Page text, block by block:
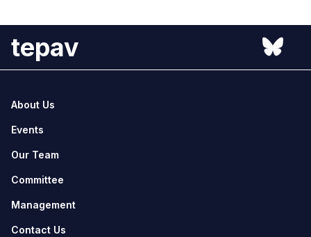
tepav
About Us
Events
Our Team
Committee
Management
Contact Us